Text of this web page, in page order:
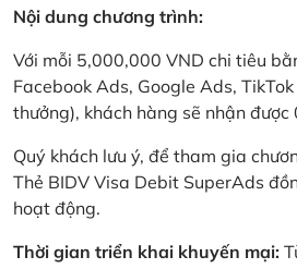
Nội dung chương trình:
Với mỗi 5,000,000 VND chi tiêu
Facebook Ads, Google Ads,
thưởng), khách hàng sẽ nhận
Quý khách lưu ý, để tham gia
Thẻ BIDV Visa Debit SuperAds
hoạt động.
Thời gian triển khai khuyến mại: